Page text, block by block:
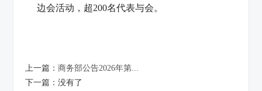
边会活动，超200名代表与会。
上一篇：商务部公告2026年第...
下一篇：没有了